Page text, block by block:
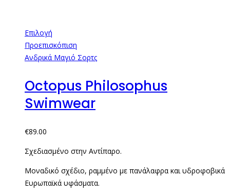
Επιλογή
Προεπισκόπιση
Ανδρικά Μαγιό Σορτς
Octopus Philosophus
Swimwear
€89.00
Σχεδιασμένο στην Αντίπαρο.
Μοναδικό σχέδιο, ραμμένο με πανάλαφρα και υδροφοβικά
Ευρωπαϊκά υφάσματα.